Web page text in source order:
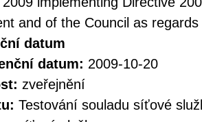
and of the Council as
datum
datum: 2009-10-20
zveřejnění
Testování souladu síťové